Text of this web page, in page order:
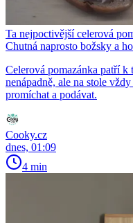
Ta nejpoctivější celerová
Chutná naprosto božsky a
Celerová pomazánka patří k
nenápadně, ale na stole
promíchat a podávat.
Cooky.cz
dnes, 01:09
4 min